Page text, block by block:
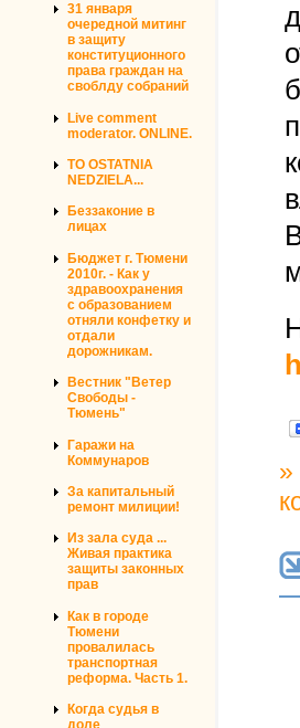
31 января
очередной митинг
в защиту
конституционного
права граждан на
своблду собраний
Live comment
moderator. ONLINE.
TO OSTATNIA
NEDZIELA...
Беззаконие в
лицах
Бюджет г. Тюмени
2010г. - Как у
здравоохранения
с образованием
отняли конфетку и
отдали
дорожникам.
Вестник "Ветер
Свободы -
Тюмень"
Гаражи на
Коммунаров
За капитальный
ремонт милиции!
Из зала суда ...
Живая практика
защиты законных
прав
Как в городе
Тюмени
провалилась
транспортная
реформа. Часть 1.
Когда судья в
доле
»